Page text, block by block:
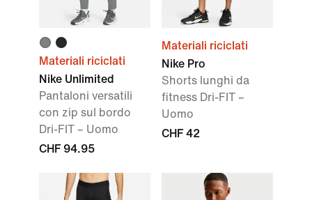
Materiali riciclati
Nike Unlimited
Pantaloni versatili
con zip sul bordo
Dri-FIT – Uomo
CHF 94.95
Materiali riciclati
Nike Pro
Shorts lunghi da
fitness Dri-FIT –
Uomo
CHF 42